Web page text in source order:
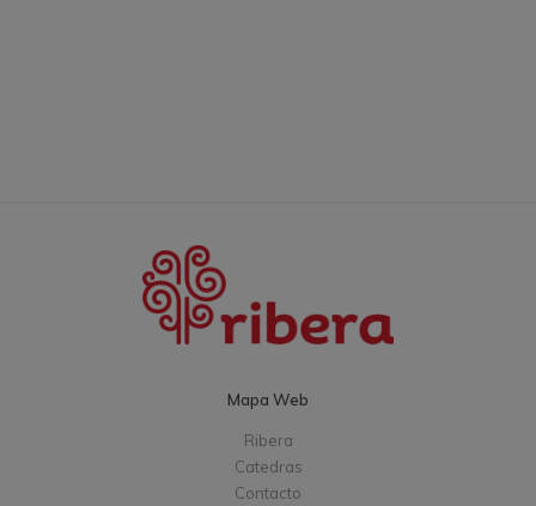
Mapa Web
Ribera
Catedras
Contacto